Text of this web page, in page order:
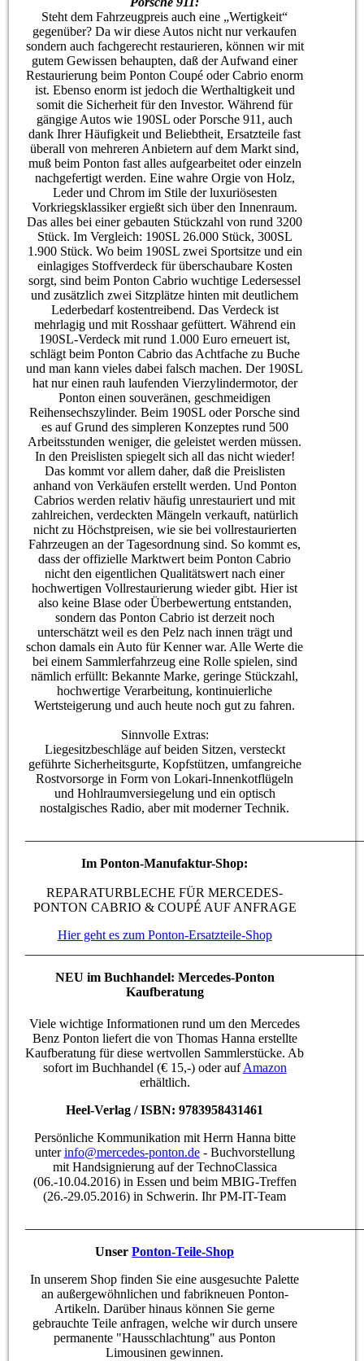
Steht dem Fahrzeugpreis auch eine „Wertigkeit“
gegenüber? Da wir diese Autos nicht nur verkaufen
sondern auch fachgerecht restaurieren, können wir mit
gutem Gewissen behaupten, daß der Aufwand einer
Restaurierung beim Ponton Coupé oder Cabrio enorm
ist. Ebenso enorm ist jedoch die Werthaltigkeit und
somit die Sicherheit für den Investor. Während für
gängige Autos wie 190SL oder Porsche 911, auch
dank Ihrer Häufigkeit und Beliebtheit, Ersatzteile fast
überall von mehreren Anbietern auf dem Markt sind,
muß beim Ponton fast alles aufgearbeitet oder einzeln
nachgefertigt werden. Eine wahre Orgie von Holz,
Leder und Chrom im Stile der luxuriösesten
Vorkriegsklassiker ergießt sich über den Innenraum.
Das alles bei einer gebauten Stückzahl von rund 3200
Stück. Im Vergleich: 190SL 26.000 Stück, 300SL
1.900 Stück. Wo beim 190SL zwei Sportsitze und ein
einlagiges Stoffverdeck für überschaubare Kosten
sorgt, sind beim Ponton Cabrio wuchtige Ledersessel
und zusätzlich zwei Sitzplätze hinten mit deutlichem
Lederbedarf kostentreibend. Das Verdeck ist
mehrlagig und mit Rosshaar gefüttert. Während ein
190SL-Verdeck mit rund 1.000 Euro erneuert ist,
schlägt beim Ponton Cabrio das Achtfache zu Buche
und man kann vieles dabei falsch machen. Der 190SL
hat nur einen rauh laufenden Vierzylindermotor, der
Ponton einen souveränen, geschmeidigen
Reihensechszylinder. Beim 190SL oder Porsche sind
es auf Grund des simpleren Konzeptes rund 500
Arbeitsstunden weniger, die geleistet werden müssen.
In den Preislisten spiegelt sich all das nicht wieder!
Das kommt vor allem daher, daß die Preislisten
anhand von Verkäufen erstellt werden. Und Ponton
Cabrios werden relativ häufig unrestauriert und mit
zahlreichen, verdeckten Mängeln verkauft, natürlich
nicht zu Höchstpreisen, wie sie bei vollrestaurierten
Fahrzeugen an der Tagesordnung sind. So kommt es,
dass der offizielle Marktwert beim Ponton Cabrio
nicht den eigentlichen Qualitätswert nach einer
hochwertigen Vollrestaurierung wieder gibt. Hier ist
also keine Blase oder Überbewertung entstanden,
sondern das Ponton Cabrio ist derzeit noch
unterschätzt weil es den Pelz nach innen trägt und
schon damals ein Auto für Kenner war. Alle Werte die
bei einem Sammlerfahrzeug eine Rolle spielen, sind
nämlich erfüllt: Bekannte Marke, geringe Stückzahl,
hochwertige Verarbeitung, kontinuierliche
Wertsteigerung und auch heute noch gut zu fahren.
Sinnvolle Extras:
Liegesitzbeschläge auf beiden Sitzen, versteckt
geführte Sicherheitsgurte, Kopfstützen, umfangreiche
Rostvorsorge in Form von Lokari-Innenkotflügeln
und Hohlraumversiegelung und ein optisch
nostalgisches Radio, aber mit moderner Technik.
Im Ponton-Manufaktur-Shop:
REPARATURBLECHE FÜR MERCEDES-
PONTON CABRIO & COUPÉ AUF ANFRAGE
Hier geht es zum Ponton-Ersatzteile-Shop
NEU im Buchhandel: Mercedes-Ponton
Kaufberatung
Viele wichtige Informationen rund um den Mercedes
Benz Ponton liefert die von Thomas Hanna erstellte
Kaufberatung für diese wertvollen Sammlerstücke. Ab
sofort im Buchhandel (€ 15,-) oder aufAmazon
erhältlich.
Heel-Verlag / ISBN: 9783958431461
Persönliche Kommunikation mit Herrn Hanna bitte
unterinfo@mercedes-ponton.de- Buchvorstellung
mit Handsignierung auf der TechnoClassica
(06.-10.04.2016) in Essen und beim MBIG-Treffen
(26.-29.05.2016) in Schwerin. Ihr PM-IT-Team
UnserPonton-Teile-Shop
In unserem Shop finden Sie eine ausgesuchte Palette
an außergewöhnlichen und fabrikneuen Ponton-
Artikeln. Darüber hinaus können Sie gerne
gebrauchte Teile anfragen, welche wir durch unsere
permanente "Hausschlachtung" aus Ponton
Limousinen gewinnen.